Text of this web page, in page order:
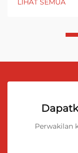
LIHAT SEMUA
Perwakilan